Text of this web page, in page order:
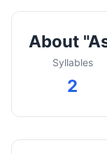
About
Syllables
2